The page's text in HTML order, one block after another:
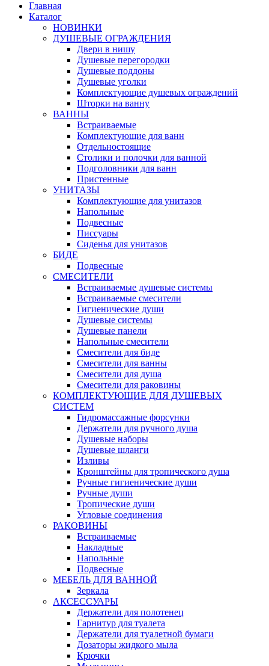
Главная
Каталог
НОВИНКИ
ДУШЕВЫЕ ОГРАЖДЕНИЯ
Двери в нишу
Душевые перегородки
Душевые поддоны
Душевые уголки
Комплектующие душевых ограждений
Шторки на ванну
ВАННЫ
Встраиваемые
Комплектующие для ванн
Отдельностоящие
Столики и полочки для ванной
Подголовники для ванн
Пристенные
УНИТАЗЫ
Комплектующие для унитазов
Напольные
Подвесные
Писсуары
Сиденья для унитазов
БИДЕ
Подвесные
СМЕСИТЕЛИ
Встраиваемые душевые системы
Встраиваемые смесители
Гигиенические души
Душевые системы
Душевые панели
Напольные смесители
Смесители для биде
Смесители для ванны
Смесители для душа
Смесители для раковины
КОМПЛЕКТУЮЩИЕ ДЛЯ ДУШЕВЫХ
СИСТЕМ
Гидромассажные форсунки
Держатели для ручного душа
Душевые наборы
Душевые шланги
Изливы
Кронштейны для тропического душа
Ручные гигиенические души
Ручные души
Тропические души
Угловые соединения
РАКОВИНЫ
Встраиваемые
Накладные
Напольные
Подвесные
МЕБЕЛЬ ДЛЯ ВАННОЙ
Зеркала
АКСЕССУАРЫ
Держатели для полотенец
Гарнитур для туалета
Держатели для туалетной бумаги
Дозаторы жидкого мыла
Крючки